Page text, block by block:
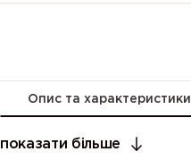
Опис та характеристики
показати більше